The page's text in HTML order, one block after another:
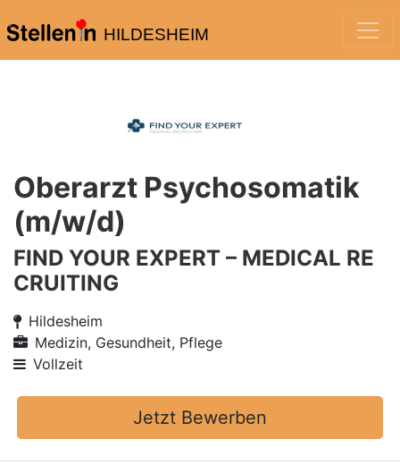
HILDESHEIM
Oberarzt Psychosomatik
(m/w/d)
FIND YOUR EXPERT – MEDICAL RE
CRUITING
Hildesheim
Medizin, Gesundheit, Pflege
Vollzeit
Jetzt Bewerben